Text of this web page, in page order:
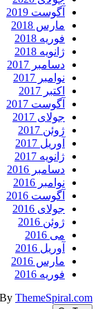
آگوست 2019
مارس 2018
فوریه 2018
ژانویه 2018
دسامبر 2017
نوامبر 2017
اکتبر 2017
آگوست 2017
جولای 2017
ژوئن 2017
آوریل 2017
ژانویه 2017
دسامبر 2016
نوامبر 2016
آگوست 2016
جولای 2016
ژوئن 2016
می 2016
آوریل 2016
مارس 2016
فوریه 2016
By ThemeSpiral.com